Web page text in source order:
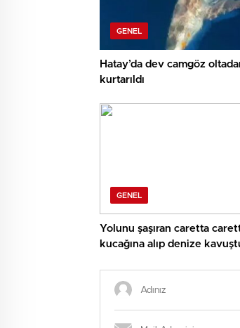
GENEL
Hatay’da dev camgöz
kurtarıldı
GENEL
Yolunu şaşıran caretta
kucağına alıp denize